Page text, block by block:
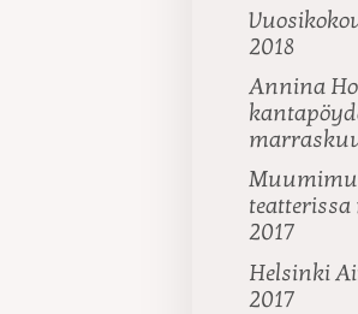
2018
Annina
2017
Helsinki
2017